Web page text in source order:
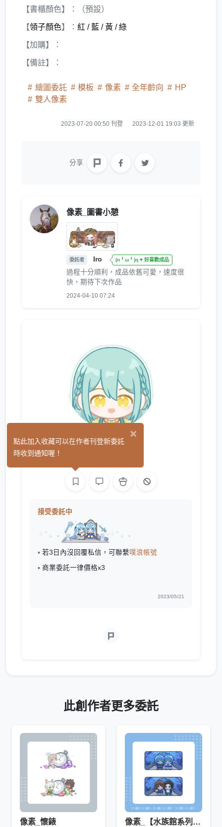
【書櫃顏色】：（預設）
【領子顏色】： 紅 / 藍 / 黃 / 綠
【加購】：
【備註】：
繪圖委託 模板 像素 全年齡向
HP
雙人像素
2023-07-20 00:50 刊登 2023-12-01 19:03 更新
分享
像素_圖書小憩
委託者 Iro (n╹ω╹)η ♥ 好喜歡成品
過程十分順利，成品依舊可愛，速度很
快，期待下次作品
2024-04-10 07:24
黎願 (31)
接受委託中
▪ 若3日內沒回覆私信，可聯繫噗浪帳號
▪ 商業委託一律價格x3
2023/05/21
此創作者更多委託
像素_懷錶 像素_【水族館系列】海底隧道
×
點此加入收藏可以在作者刊登新委託
時收到通知喔！